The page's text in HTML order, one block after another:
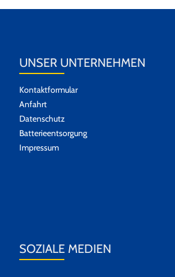
UNSER UNTERNEHMEN
Kontaktformular
Anfahrt
Datenschutz
Batterieentsorgung
Impressum
SOZIALE MEDIEN